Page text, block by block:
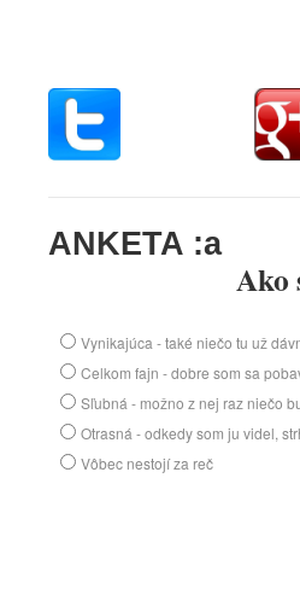
ANKETA :a
Ako
Vynikajúca - také niečo tu už
Celkom fajn - dobre som sa
Sľubná - možno z nej raz niečo
Otrasná - odkedy som ju videl,
Vôbec nestojí za reč